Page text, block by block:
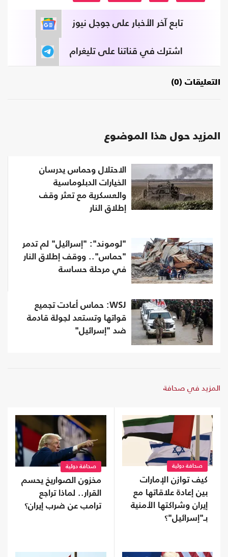
تابع آخر الأخبار على جوجل نيوز
اشترك في قناتنا على تليغرام
التعليقات (0)
المزيد حول هذا الموضوع
الاحتلال وحماس يدرسان
الخيارات الدبلوماسية
والعسكرية مع تعثر وقف
إطلاق النار
"لوموند": "إسرائيل" لم تدمر
"حماس".. ووقف إطلاق النار
في مرحلة حساسة
WSJ: حماس أعادت تجميع
قواتها وتستعد لجولة قادمة
ضد "إسرائيل"
المزيد في صحافة
صحافة دولية
كيف توازن الإمارات
بين إعادة علاقاتها مع
إيران وشراكتها الأمنية
بـ"إسرائيل"؟
صحافة دولية
مخزون الصواريخ يحسم
القرار.. لماذا تراجع
ترامب عن ضرب إيران؟